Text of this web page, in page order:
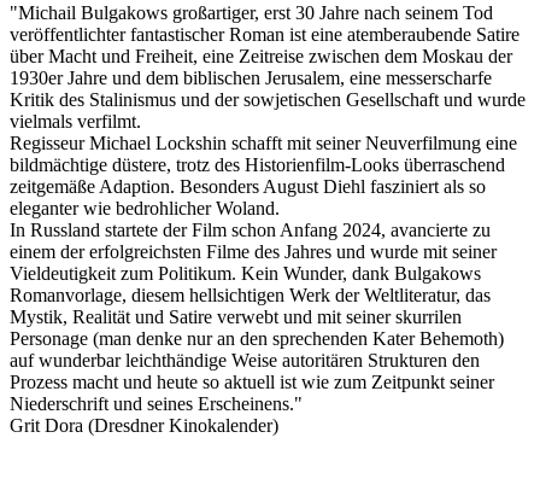
"Michail Bulgakows großartiger, erst 30 Jahre nach seinem Tod
veröffentlichter fantastischer Roman ist eine atemberaubende Satire
über Macht und Freiheit, eine Zeitreise zwischen dem Moskau der
1930er Jahre und dem biblischen Jerusalem, eine messerscharfe
Kritik des Stalinismus und der sowjetischen Gesellschaft und wurde
vielmals verfilmt.
Regisseur Michael Lockshin schafft mit seiner Neuverfilmung eine
bildmächtige düstere, trotz des Historienfilm-Looks überraschend
zeitgemäße Adaption. Besonders August Diehl fasziniert als so
eleganter wie bedrohlicher Woland.
In Russland startete der Film schon Anfang 2024, avancierte zu
einem der erfolgreichsten Filme des Jahres und wurde mit seiner
Vieldeutigkeit zum Politikum. Kein Wunder, dank Bulgakows
Romanvorlage, diesem hellsichtigen Werk der Weltliteratur, das
Mystik, Realität und Satire verwebt und mit seiner skurrilen
Personage (man denke nur an den sprechenden Kater Behemoth)
auf wunderbar leichthändige Weise autoritären Strukturen den
Prozess macht und heute so aktuell ist wie zum Zeitpunkt seiner
Niederschrift und seines Erscheinens."
Grit Dora (Dresdner Kinokalender)